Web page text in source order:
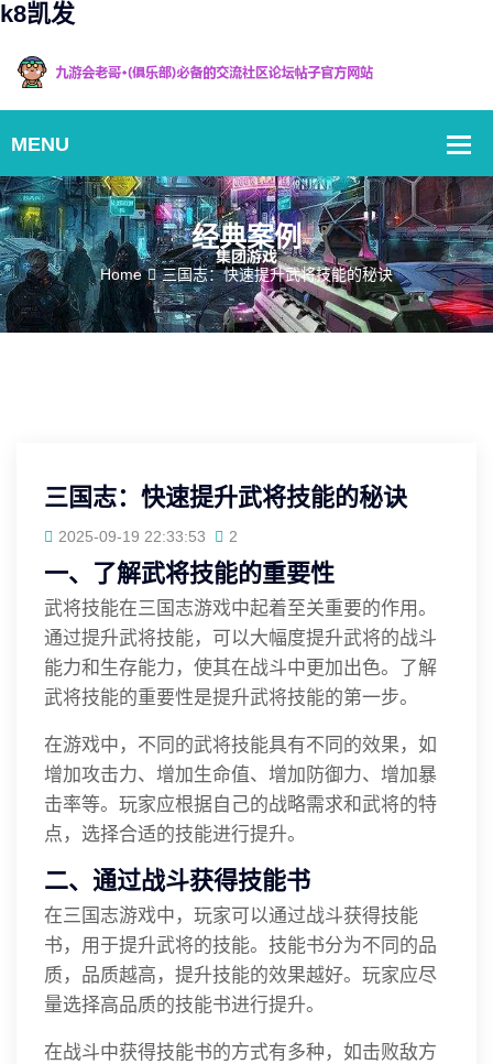
k8凯发
经典案例
Home 三国志：快速提升武将技能的秘诀
三国志：快速提升武将技能的秘诀
2025-09-19 22:33:53 2
一、了解武将技能的重要性
武将技能在三国志游戏中起着至关重要的作用。
通过提升武将技能，可以大幅度提升武将的战斗
能力和生存能力，使其在战斗中更加出色。了解
武将技能的重要性是提升武将技能的第一步。
在游戏中，不同的武将技能具有不同的效果，如
增加攻击力、增加生命值、增加防御力、增加暴
击率等。玩家应根据自己的战略需求和武将的特
点，选择合适的技能进行提升。
二、通过战斗获得技能书
在三国志游戏中，玩家可以通过战斗获得技能
书，用于提升武将的技能。技能书分为不同的品
质，品质越高，提升技能的效果越好。玩家应尽
量选择高品质的技能书进行提升。
在战斗中获得技能书的方式有多种，如击败敌方